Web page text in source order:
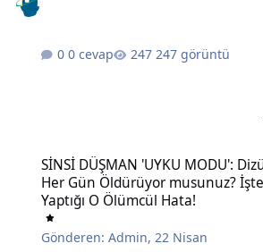
0 cevap 247 görüntü
SİNSİ DÜŞMAN 'UYKU MODU':
Her Gün Öldürüyor musunuz?
Yaptığı O Ölümcül Hata!
Gönderen:Admin, 22 Nisan